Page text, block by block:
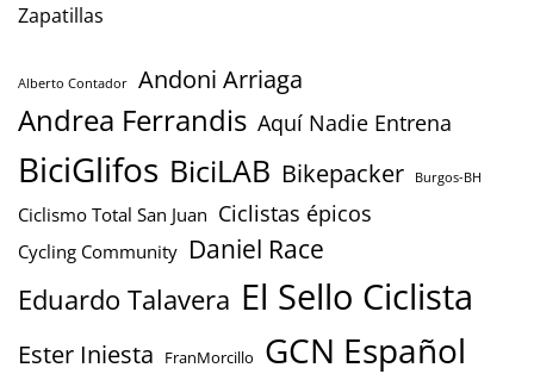
Zapatillas
Alberto Contador Andoni Arriaga
Andrea Ferrandis Aquí Nadie Entrena
BiciGlifos BiciLAB Bikepacker Burgos-BH
Ciclismo Total San Juan Ciclistas épicos
Cycling Community Daniel Race
Eduardo Talavera El Sello Ciclista
Ester Iniesta FranMorcillo GCN Español